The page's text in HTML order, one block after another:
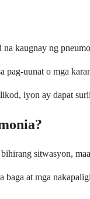
kaugnay ng
uunat o mga
iyon ay dapat
sitwasyon,
at mga